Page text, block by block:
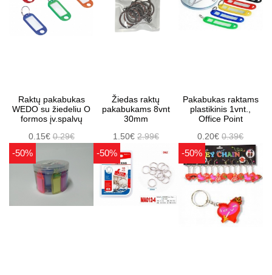
Raktų pakabukas
WEDO su žiedeliu O
formos įv.spalvų
0.15€0.29€
Žiedas raktų
pakabukams 8vnt
30mm
1.50€ 2.99€
Pakabukas raktams
plastikinis 1vnt.,
Office Point
0.20€0.39€
-50% -50% -50%